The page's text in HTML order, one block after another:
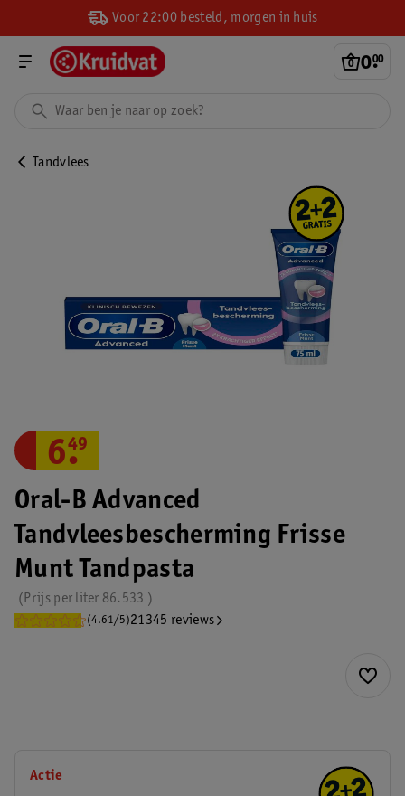
Voor 22:00 besteld, morgen in huis
0.
00
Tandvlees
Oral-B Advanced
Tandvleesbescherming Frisse
Munt Tandpasta
86.533
Prijs per liter
(4.61/5)21345 reviews
6.
49
Actie